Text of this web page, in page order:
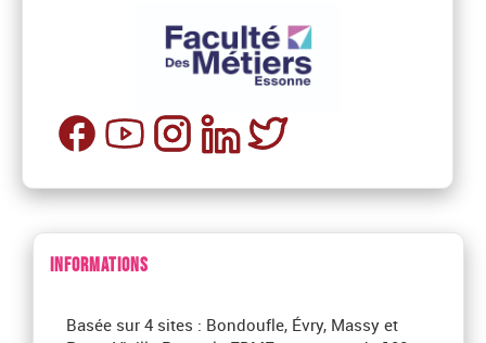
INFORMATIONS
Basée sur 4 sites : Bondoufle, Évry, Massy et